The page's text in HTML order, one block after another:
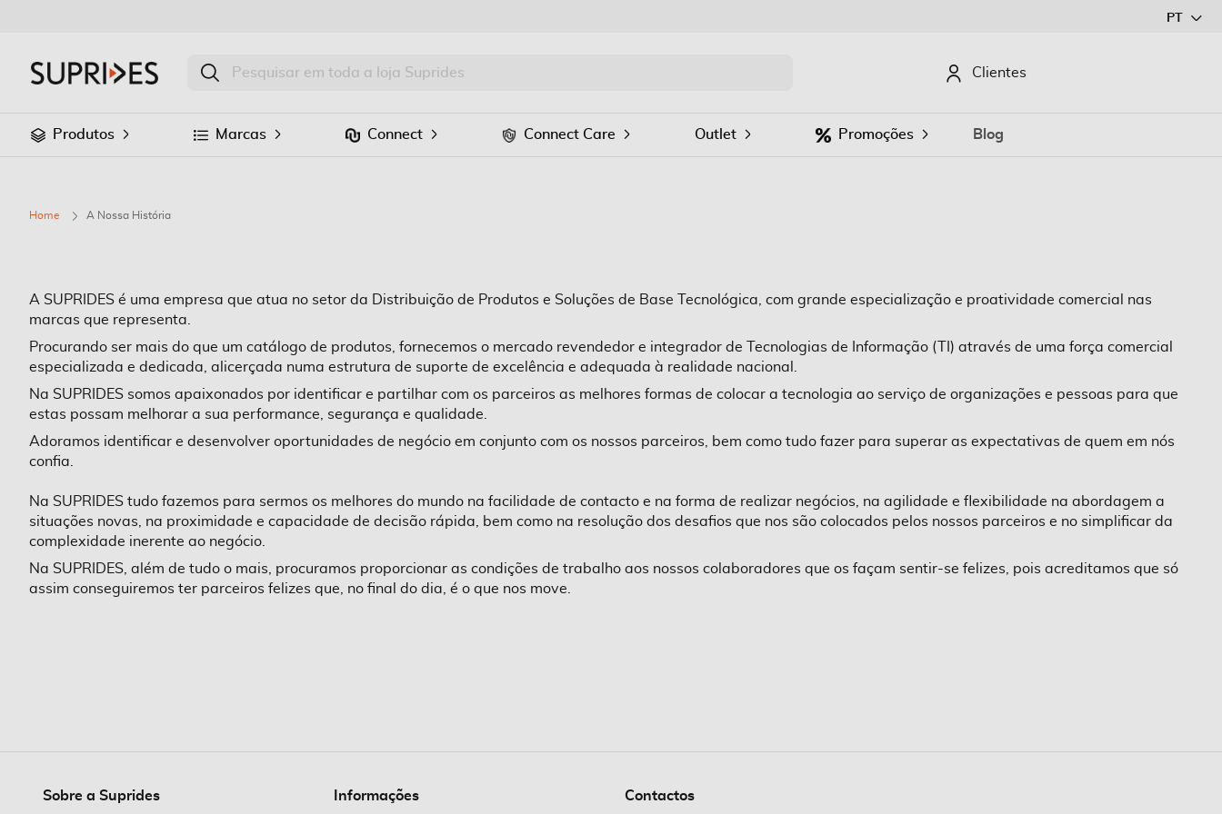
PT
Clientes
Produtos Marcas Connect Connect Care Outlet Promoções Blog
Home A Nossa História
A SUPRIDES é uma empresa que atua no setor da Distribuição de Produtos e Soluções de Base Tecnológica, com grande especialização e proatividade comercial nas
marcas que representa.
Procurando ser mais do que um catálogo de produtos, fornecemos o mercado revendedor e integrador de Tecnologias de Informação (TI) através de uma força comercial
especializada e dedicada, alicerçada numa estrutura de suporte de excelência e adequada à realidade nacional.
Na SUPRIDES somos apaixonados por identificar e partilhar com os parceiros as melhores formas de colocar a tecnologia ao serviço de organizações e pessoas para que
estas possam melhorar a sua performance, segurança e qualidade.
Adoramos identificar e desenvolver oportunidades de negócio em conjunto com os nossos parceiros, bem como tudo fazer para superar as expectativas de quem em nós
confia.
Na SUPRIDES tudo fazemos para sermos os melhores do mundo na facilidade de contacto e na forma de realizar negócios, na agilidade e flexibilidade na abordagem a
situações novas, na proximidade e capacidade de decisão rápida, bem como na resolução dos desafios que nos são colocados pelos nossos parceiros e no simplificar da
complexidade inerente ao negócio.
Na SUPRIDES, além de tudo o mais, procuramos proporcionar as condições de trabalho aos nossos colaboradores que os façam sentir-se felizes, pois acreditamos que só
assim conseguiremos ter parceiros felizes que, no final do dia, é o que nos move.
Sobre a Suprides Informações Contactos